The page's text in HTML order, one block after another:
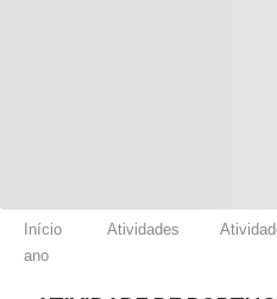
Início Atividades
ano